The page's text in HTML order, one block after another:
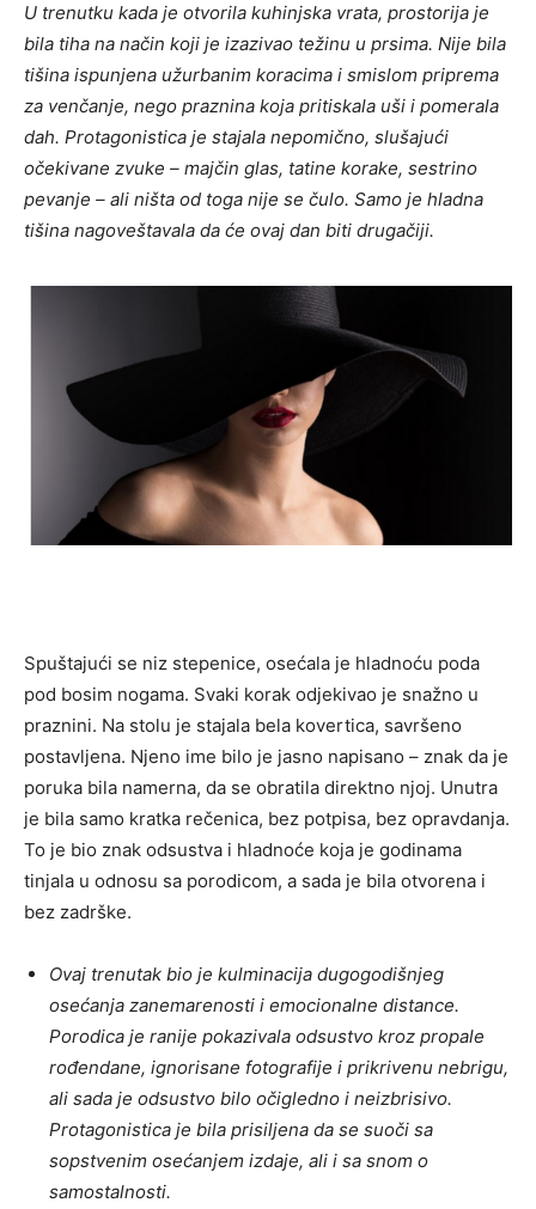
U trenutku kada je otvorila kuhinjska vrata, prostorija je
bila tiha na način koji je izazivao težinu u prsima. Nije bila
tišina ispunjena užurbanim koracima i smislom priprema
za venčanje, nego praznina koja pritiskala uši i pomerala
dah. Protagonistica je stajala nepomično, slušajući
očekivane zvuke – majčin glas, tatine korake, sestrino
pevanje – ali ništa od toga nije se čulo. Samo je hladna
tišina nagoveštavala da će ovaj dan biti drugačiji.
Spuštajući se niz stepenice, osećala je hladnoću poda
pod bosim nogama. Svaki korak odjekivao je snažno u
praznini. Na stolu je stajala bela kovertica, savršeno
postavljena. Njeno ime bilo je jasno napisano – znak da je
poruka bila namerna, da se obratila direktno njoj. Unutra
je bila samo kratka rečenica, bez potpisa, bez opravdanja.
To je bio znak odsustva i hladnoće koja je godinama
tinjala u odnosu sa porodicom, a sada je bila otvorena i
bez zadrške.
Ovaj trenutak bio je kulminacija dugogodišnjeg
osećanja zanemarenosti i emocionalne distance.
Porodica je ranije pokazivala odsustvo kroz propale
rođendane, ignorisane fotografije i prikrivenu nebrigu,
ali sada je odsustvo bilo očigledno i neizbrisivo.
Protagonistica je bila prisiljena da se suoči sa
sopstvenim osećanjem izdaje, ali i sa snom o
samostalnosti.